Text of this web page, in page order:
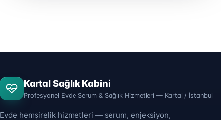
Kartal Sağlık Kabini
Profesyonel Evde Serum & Sağlık Hizmetleri — Kartal / İstanbul
Evde hemşirelik hizmetleri — serum, enjeksiyon,